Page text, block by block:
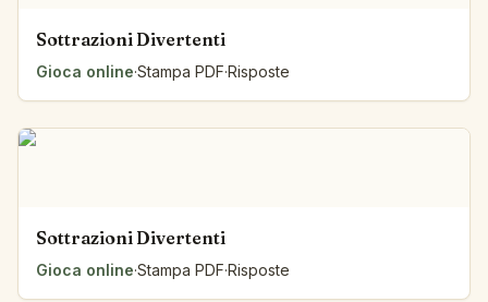
Sottrazioni Divertenti
Gioca online·Stampa PDF·Risposte
Sottrazioni Divertenti
Gioca online·Stampa PDF·Risposte